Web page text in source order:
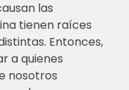
las
tienen raíces
Entonces,
a quienes
nosotros